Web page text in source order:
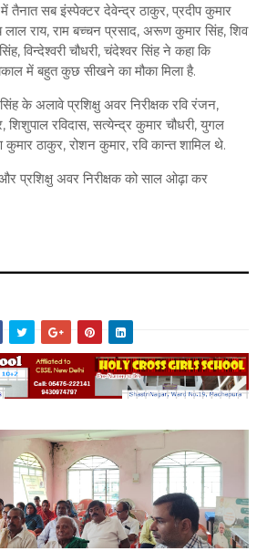
सब इंस्पेक्टर देवेन्द्र ठाकुर, प्रदीप कुमार
लाल राय, राम बच्चन प्रसाद, अरूण कुमार सिंह, शिव
विन्देश्वरी चौधरी, चंदेश्वर सिंह ने कहा कि
में बहुत कुछ सीखने का मौका मिला है.
के अलावे प्रशिक्षु अवर निरीक्षक रवि रंजन,
रविदास, सत्येन्द्र कुमार चौधरी, युगल
कुमार ठाकुर, रोशन कुमार, रवि कान्त शामिल थे.
प्रशिक्षु अवर निरीक्षक को साल ओढ़ा कर